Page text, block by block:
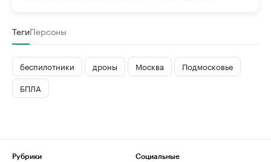
ТегиПерсоны
беспилотники дроны Москва
Подмосковье
БПЛА
Рубрики
Социальные